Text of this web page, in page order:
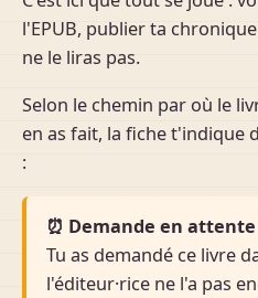
l'EPUB, publier ta
ne le liras pas.
Selon le chemin par où le
en as fait, la fiche t'indique
:
⏰ Demande en attente
Tu as demandé ce livre
l'éditeur·rice ne l'a pas